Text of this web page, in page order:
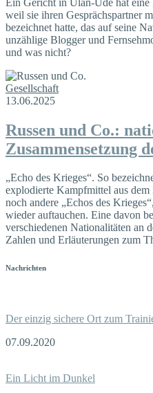
weil sie ihren Gesprächspartner
bezeichnet hatte, das auf seine
unzählige Blogger und
und was nicht?
Gesellschaft
13.06.2025
Russen und Сo.:
Zusammensetzung
„Echo des Krieges“. So
explodierte Kampfmittel aus
noch andere „Echos des
wieder auftauchen. Eine davon
verschiedenen Nationalitäten an
Zahlen und Erläuterungen zum
Nachrichten
Der einzig sichere Ort zum
07.09.2020
Ein Licht im Dunkel